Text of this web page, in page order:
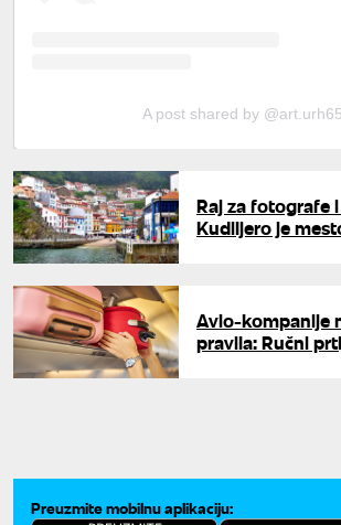
A post shared by
Raj za fotografe
Kudiljero je
Avio-kompanije
pravila: Ručni
Preuzmite mobilnu aplikaciju: